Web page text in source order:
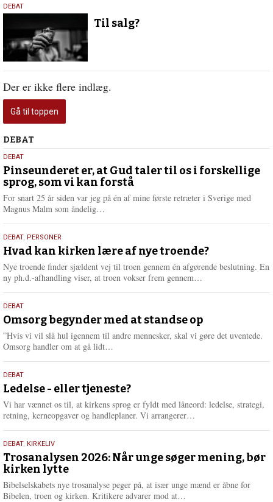
16.
DEBAT
Til salg?
Der er ikke flere indlæg.
Gå til toppen
Debat
DEBAT
5.
august
2026
DEBAT
Pinseunderet er, at Gud taler til os i forskellige
sprog, som vi kan forstå
For snart 25 år siden var jeg på én af mine første retræter i Sverige med
Magnus Malm som åndelig…
e
e
25.
juli
2026
DEBAT, PERSONER
Hvad kan kirken lære af nye troende?
Nye troende finder sjældent vej til troen gennem én afgørende beslutning. En
ny ph.d.-afhandling viser, at troen vokser frem gennem…
e
e
9.
juli
2026
DEBAT
Omsorg begynder med at standse op
”Hvis vi vil slå hul igennem til andre mennesker, skal vi gøre det uventede.
Omsorg handler om at gå lidt…
e
e
10.
juni
2026
DEBAT
Ledelse - eller tjeneste?
Vi har vænnet os til, at kirkens sprog er fyldt med låneord: ledelse, strategi,
retning, kerneopgaver og handleplaner. Vi arrangerer…
e
2.
juni
2026
DEBAT, KIRKELIV
Trosanalysen 2026: Når unge søger mening, bør
kirken lytte
Bibelselskabets nye trosanalyse peger på, at især unge mænd er åbne for
Bibelen, troen og kirken. Kritikere advarer mod at…